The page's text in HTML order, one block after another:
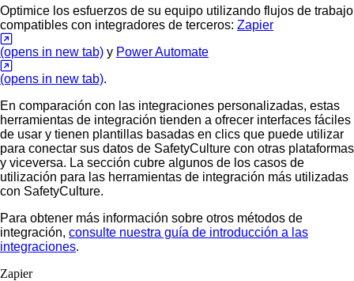
Optimice los esfuerzos de su equipo utilizando flujos de trabajo
compatibles con integradores de terceros: Zapier
(opens in new tab) y Power Automate
(opens in new tab).
En comparación con las integraciones personalizadas, estas
herramientas de integración tienden a ofrecer interfaces fáciles
de usar y tienen plantillas basadas en clics que puede utilizar
para conectar sus datos de SafetyCulture con otras plataformas
y viceversa. La sección cubre algunos de los casos de
utilización para las herramientas de integración más utilizadas
con SafetyCulture.
Para obtener más información sobre otros métodos de
integración, consulte nuestra guía de introducción a las
integraciones.
Zapier